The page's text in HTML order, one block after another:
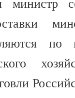
министр
по